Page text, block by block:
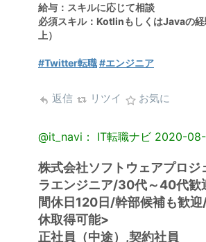
給与：スキルに応じて相談
必須スキル：KotlinもしくはJavaの
上）
#Twitter転職#エンジニア
返信 リツイ お気に
@it_navi： IT転職ナビ 2020-
株式会社ソフトウェアプロジ
ラエンジニア/30代～40代歓
間休日120日/幹部候補も歓
休取得可能>
正社員（中途）,契約社員